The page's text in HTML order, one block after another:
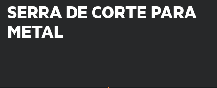
SERRA DE CORTE PARA
METAL